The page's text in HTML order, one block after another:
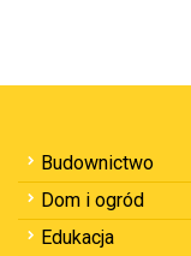
Budownictwo
Dom i ogród
Edukacja